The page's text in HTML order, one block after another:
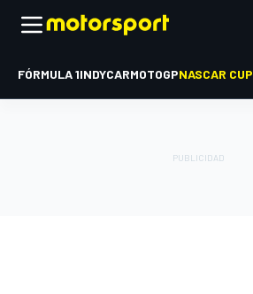
FÓRMULA 1INDYCARMOTOGPNASCAR CUP